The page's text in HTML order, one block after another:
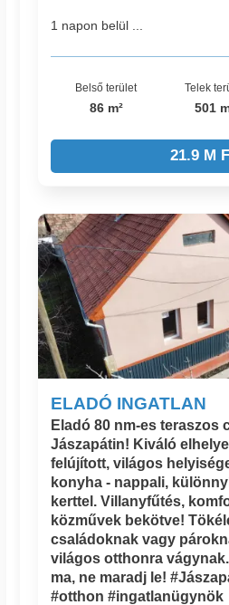
1 napon belül ...
Belső terület
86 m²
Telek
501
21.9 M
ELADÓ INGATLAN
Eladó 80 nm-es teraszos
Jászapátin! Kiváló
felújított, világos
konyha - nappali,
kerttel. Villanyfűtés,
közművek bekötve!
családoknak vagy
világos otthonra
ma, ne maradj le!
#otthon #ingatlanügynök